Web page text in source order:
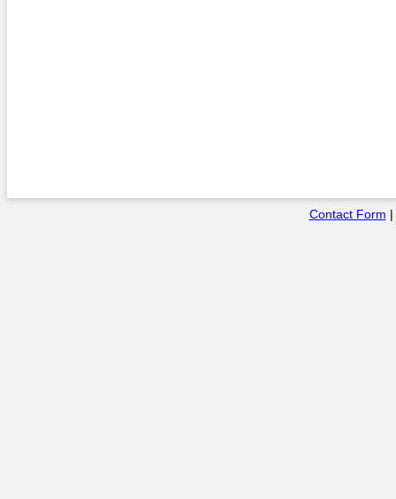
Contact Form |